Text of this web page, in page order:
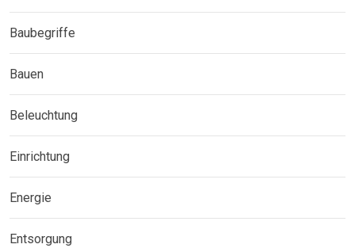
Baubegriffe
Bauen
Beleuchtung
Einrichtung
Energie
Entsorgung